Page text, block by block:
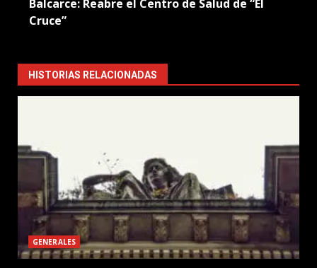
Balcarce: Reabre el Centro de Salud de “El
Cruce”
HISTORIAS RELACIONADAS
GENERALES